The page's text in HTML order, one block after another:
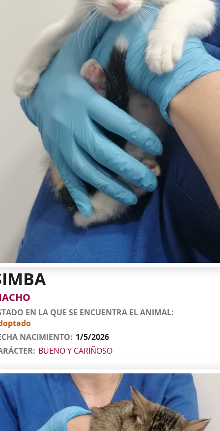
EN LA QUE SE ENCUENTRA EL ANIMAL
NACIMIENTO 1/5/2026
BUENO Y CARIÑOSO